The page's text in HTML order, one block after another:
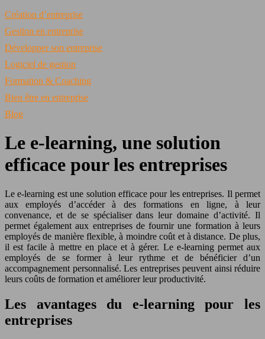
Création d’entreprise
Gestion en entreprise
Développer son entreprise
Logiciel de gestion
Formation & Coaching
Bien être en entreprise
Blog
Le e-learning, une solution
efficace pour les entreprises
Le e-learning est une solution efficace pour les entreprises. Il permet
aux employés d’accéder à des formations en ligne, à leur
convenance, et de se spécialiser dans leur domaine d’activité. Il
permet également aux entreprises de fournir une formation à leurs
employés de manière flexible, à moindre coût et à distance. De plus,
il est facile à mettre en place et à gérer. Le e-learning permet aux
employés de se former à leur rythme et de bénéficier d’un
accompagnement personnalisé. Les entreprises peuvent ainsi réduire
leurs coûts de formation et améliorer leur productivité.
Les avantages du e-learning pour les
entreprises